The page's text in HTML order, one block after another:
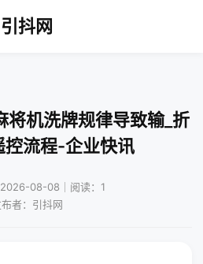
引抖网
将机洗牌规律导致输_折
控流程-企业快讯
08-08｜阅读：1
布者：引抖网